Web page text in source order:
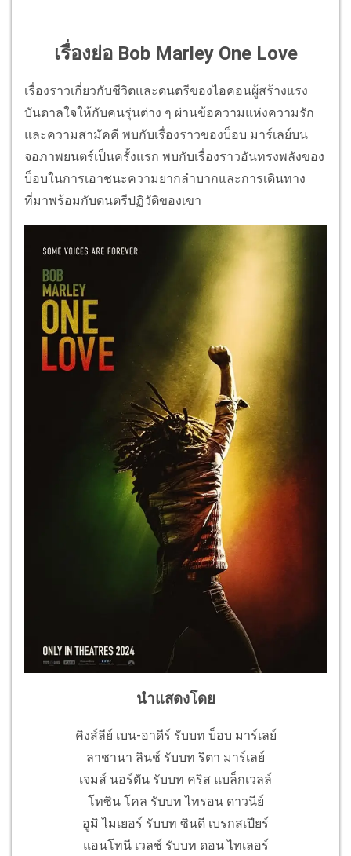
เรื่องย่อ Bob Marley One Love
เรื่องราวเกี่ยวกับชีวิตและดนตรีของไอคอนผู้สร้างแรง
บันดาลใจให้กับคนรุ่นต่าง ๆ ผ่านข้อความแห่งความรัก
และความสามัคคี พบกับเรื่องราวของบ็อบ มาร์เลย์บน
จอภาพยนตร์เป็นครั้งแรก พบกับเรื่องราวอันทรงพลังของ
บ็อบในการเอาชนะความยากลำบากและการเดินทาง
ที่มาพร้อมกับดนตรีปฏิวัติของเขา
นำแสดงโดย
คิงส์ลีย์ เบน-อาดีร์ รับบท บ็อบ มาร์เลย์
ลาชานา ลินช์ รับบท ริตา มาร์เลย์
เจมส์ นอร์ตัน รับบท คริส แบล็กเวลล์
โทซิน โคล รับบท ไทรอน ดาวนีย์
อูมิ ไมเยอร์ รับบท ซินดี เบรกสเปียร์
แอนโทนี เวลช์ รับบท ดอน ไทเลอร์